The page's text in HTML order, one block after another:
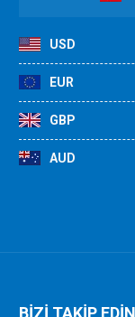
USD
EUR
GBP
AUD
BİZİ TAKİP